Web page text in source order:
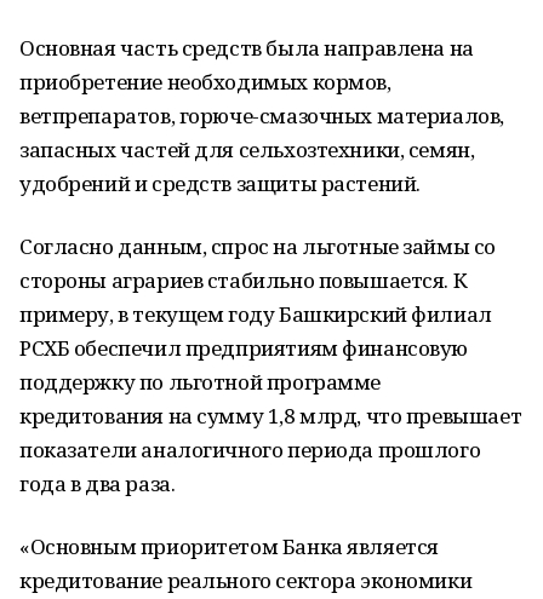
Основная часть средств была направлена на
приобретение необходимых кормов,
ветпрепаратов, горюче-смазочных материалов,
запасных частей для сельхозтехники, семян,
удобрений и средств защиты растений.
Согласно данным, спрос на льготные займы со
стороны аграриев стабильно повышается. К
примеру, в текущем году Башкирский филиал
РСХБ обеспечил предприятиям финансовую
поддержку по льготной программе
кредитования на сумму 1,8 млрд, что превышает
показатели аналогичного периода прошлого
года в два раза.
«Основным приоритетом Банка является
кредитование реального сектора экономики